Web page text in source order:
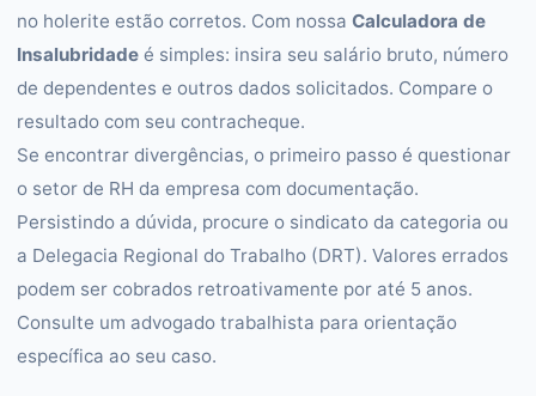
no holerite estão corretos. Com nossa Calculadora de
Insalubridade é simples: insira seu salário bruto, número
de dependentes e outros dados solicitados. Compare o
resultado com seu contracheque.
Se encontrar divergências, o primeiro passo é questionar
o setor de RH da empresa com documentação.
Persistindo a dúvida, procure o sindicato da categoria ou
a Delegacia Regional do Trabalho (DRT). Valores errados
podem ser cobrados retroativamente por até 5 anos.
Consulte um advogado trabalhista para orientação
específica ao seu caso.